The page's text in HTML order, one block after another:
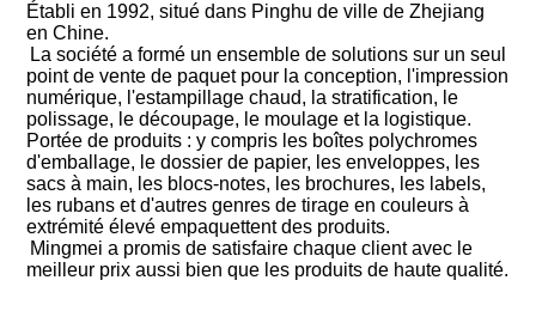
Établi en 1992, situé dans Pinghu de ville de Zhejiang
en Chine.
La société a formé un ensemble de solutions sur un seul
point de vente de paquet pour la conception, l'impression
numérique, l'estampillage chaud, la stratification, le
polissage, le découpage, le moulage et la logistique.
Portée de produits : y compris les boîtes polychromes
d'emballage, le dossier de papier, les enveloppes, les
sacs à main, les blocs-notes, les brochures, les labels,
les rubans et d'autres genres de tirage en couleurs à
extrémité élevé empaquettent des produits.
Mingmei a promis de satisfaire chaque client avec le
meilleur prix aussi bien que les produits de haute qualité.